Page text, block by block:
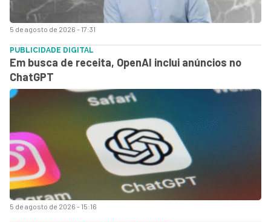
5 de agosto de 2026 - 17:31
5 de agosto de 2026 - 15:16
PUBLICIDADE DIGITAL
Em busca de receita, OpenAI inclui anúncios no
ChatGPT